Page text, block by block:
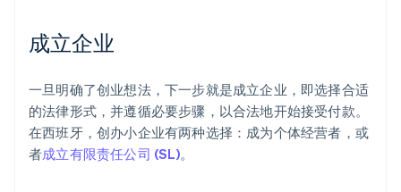
成立企业
一旦明确了创业想法，下一步就是成立企业，即选择合适
的法律形式，并遵循必要步骤，以合法地开始接受付款。
在西班牙，创办小企业有两种选择：成为个体经营者，或
者成立有限责任公司 (SL)。